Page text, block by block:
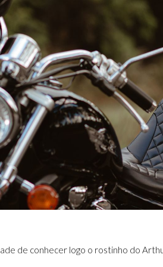
de conhecer logo o rostinho do